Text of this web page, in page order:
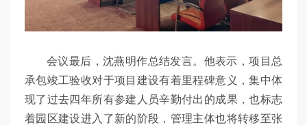
会议最后，沈燕明作总结发言。他表示，项目总
承包竣工验收对于项目建设有着里程碑意义，集中体
现了过去四年所有参建人员辛勤付出的成果，也标志
着园区建设进入了新的阶段，管理主体也将转移至张